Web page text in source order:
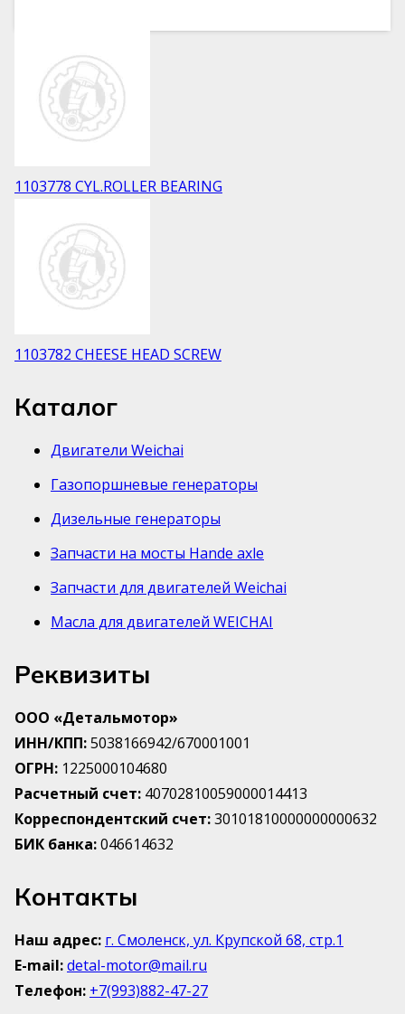
1103778 CYL.ROLLER BEARING
1103782 CHEESE HEAD SCREW
Каталог
Двигатели Weichai
Газопоршневые генераторы
Дизельные генераторы
Запчасти на мосты Hande axle
Запчасти для двигателей Weichai
Масла для двигателей WEICHAI
Реквизиты
ООО «Детальмотор»
ИНН/КПП:5038166942/670001001
ОГРН: 1225000104680
Расчетный счет: 40702810059000014413
Корреспондентский счет:30101810000000000632
БИК банка:046614632
Контакты
Наш адрес: г. Смоленск, ул. Крупской 68, стр.1
E-mail:detal-motor@mail.ru
Телефон: +7(993)882-47-27